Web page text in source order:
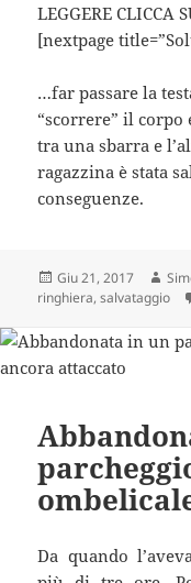
LEGGERE CLICCA
[nextpage
…far passare la
“scorrere” il
tra una sbarra e
ragazzina è stata
conseguenze.
Scritto
il
Giu 21, 2017
ringhiera,salvataggio
Da quando